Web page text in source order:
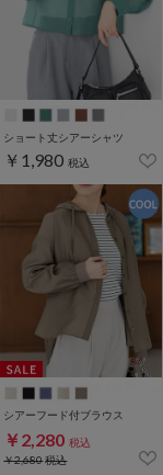
ショート丈シアーシャツ
￥1,980 税込
シアーフード付ブラウス
￥2,280 税込
￥2,680税込